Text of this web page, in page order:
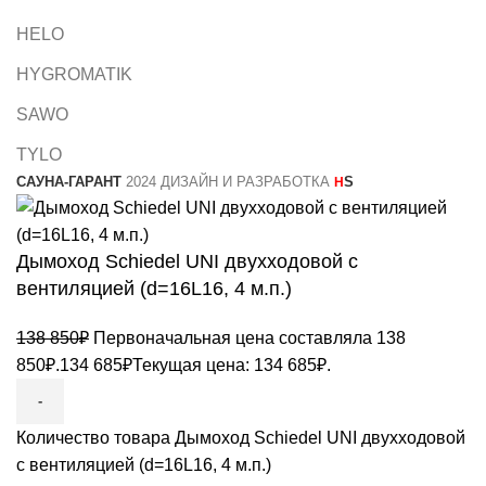
HELO
HYGROMATIK
SAWO
TYLO
САУНА-ГАРАНТ 2024 ДИЗАЙН И РАЗРАБОТКА HS
Дымоход Schiedel UNI двухходовой с
вентиляцией (d=16L16, 4 м.п.)
138 850₽ Первоначальная цена составляла 138
850₽.134 685₽Текущая цена: 134 685₽.
Количество товара Дымоход Schiedel UNI двухходовой
с вентиляцией (d=16L16, 4 м.п.)